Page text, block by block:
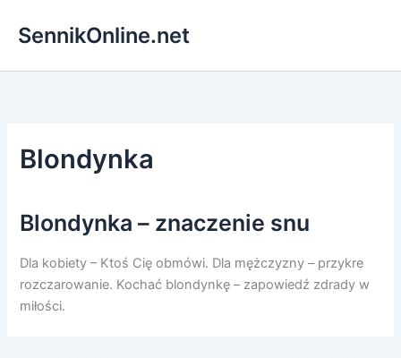
SennikOnline.net
Blondynka
Blondynka – znaczenie snu
Dla kobiety – Ktoś Cię obmówi. Dla mężczyzny – przykre
rozczarowanie. Kochać blondynkę – zapowiedź zdrady w
miłości.